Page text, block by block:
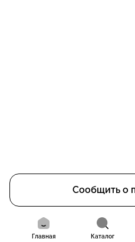
Сообщить о
Главная Каталог